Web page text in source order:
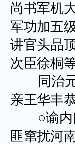
尚书军机
军功加五
讲官头品
次臣徐桐
同治元
亲王华丰
○谕内阁
匪窜扰河